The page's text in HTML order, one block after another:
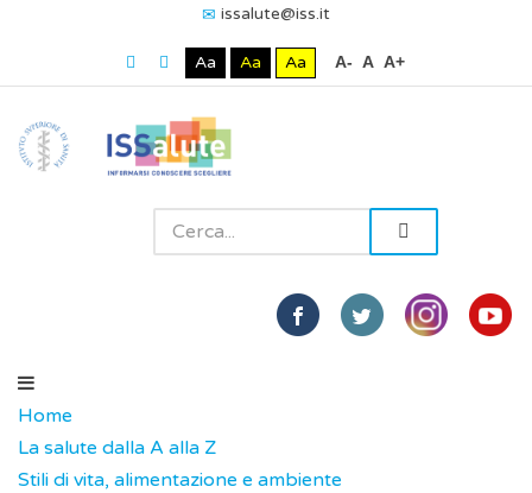
issalute@iss.it
Aa Aa Aa A- A A+
Home
La salute dalla A alla Z
Stili di vita, alimentazione e ambiente